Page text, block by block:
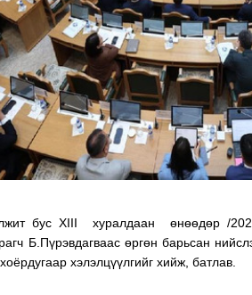
бус XIII хуралдаан өнөөдөр /
Б.Пүрэвдагваас өргөн барьсан
хэлэлцүүлгийг хийж, батлав.